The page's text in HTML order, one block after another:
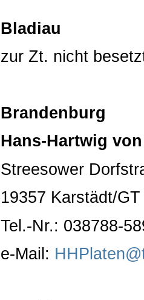
Bladiau
zur Zt. nicht
Brandenburg
Hans-Hartwig
Streesower
19357 Karstädt/
Tel.-Nr.: 038788-
e-Mail: